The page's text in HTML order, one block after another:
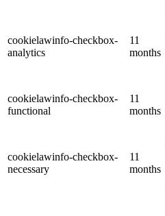
cookielawinfo-checkbox-
analytics
11
months
cookielawinfo-checkbox-
functional
11
months
cookielawinfo-checkbox-
necessary
11
months